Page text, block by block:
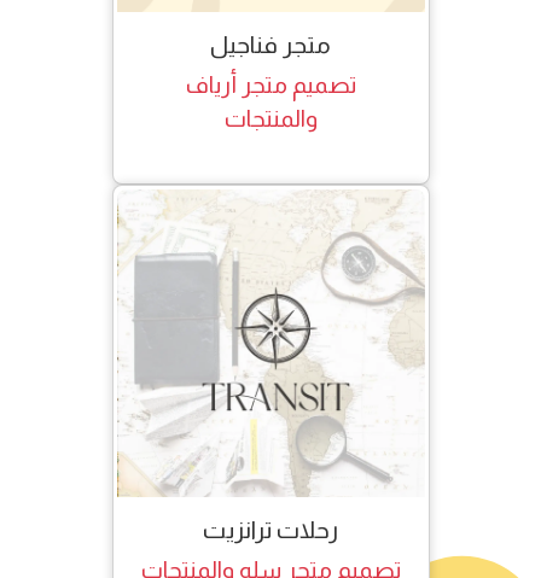
متجر فناجيل
تصميم متجر أرياف
والمنتجات
رحلات ترانزيت
تصميم متجر سله والمنتجات